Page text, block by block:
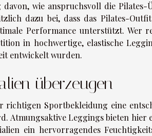
wie anspruchsvoll die Pilates-
dazu bei, dass das Pilates-
Performance unterstützt. Wer
in hochwertige, elastische
entwickelt wurden.
überzeugen
richtigen Sportbekleidung eine
Atmungsaktive Leggings bieten hier
ein hervorragendes